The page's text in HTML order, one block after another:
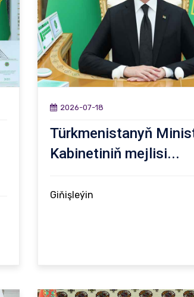
2026-07-18
Türkmenistanyň
Kabinetiniň mejlisi...
Giňişleýin